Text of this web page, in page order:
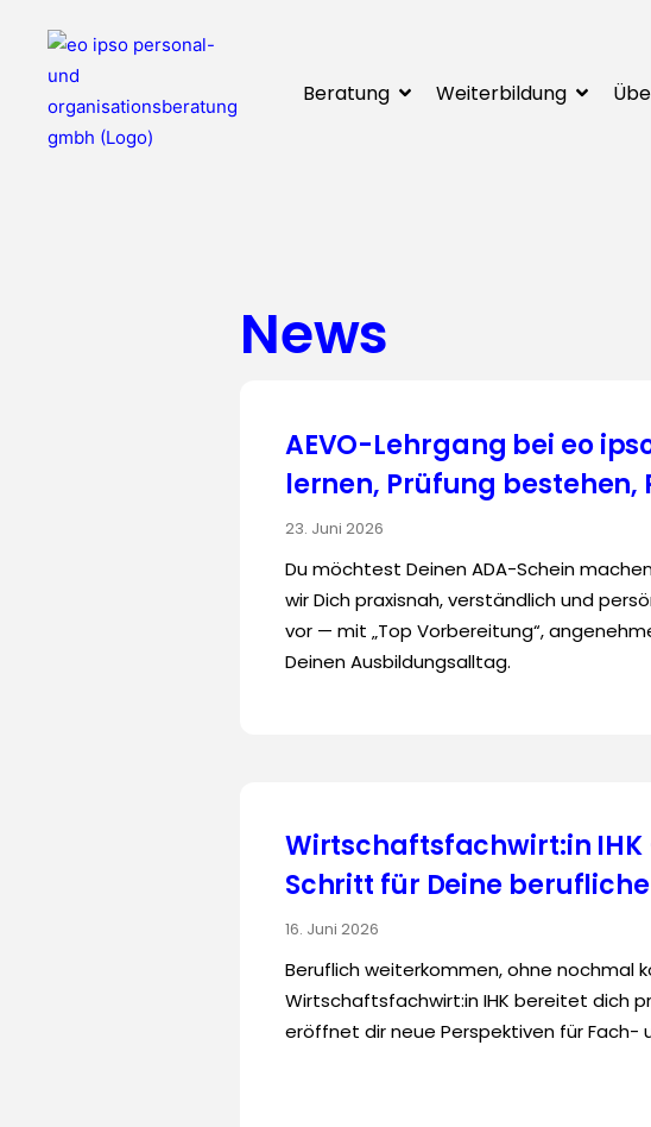
Beratung Weiterbildung
News
AEVO-Lehrgang bei eo
lernen, Prüfung bestehen,
23. Juni 2026
Du möchtest Deinen ADA-Schein
wir Dich praxisnah, verständlich und
vor — mit „Top Vorbereitung“,
Deinen Ausbildungsalltag.
Wirtschaftsfachwirt:in
Schritt für Deine
16. Juni 2026
Beruflich weiterkommen, ohne nochmal
Wirtschaftsfachwirt:in IHK bereitet dich
eröffnet dir neue Perspektiven für Fach-